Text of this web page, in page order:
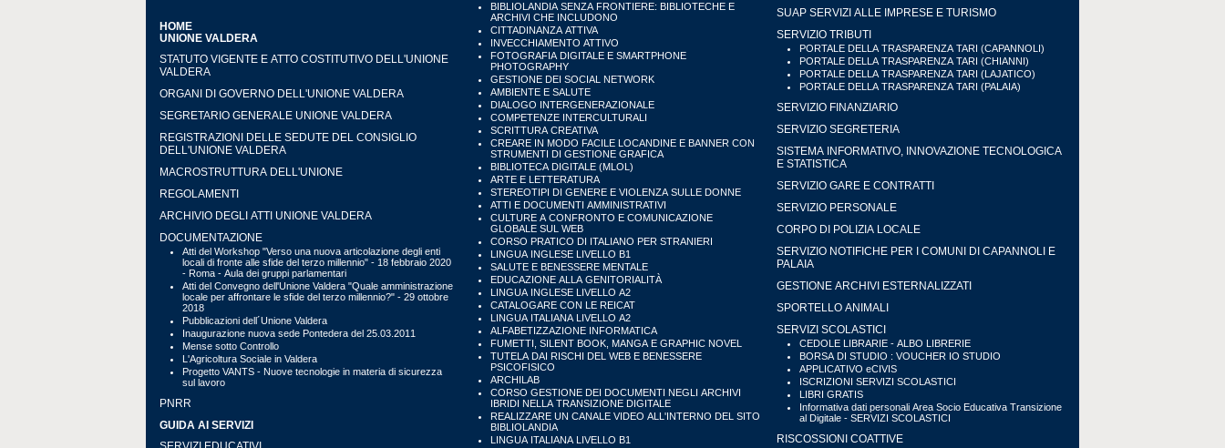
HOME
UNIONE VALDERA
STATUTO VIGENTE E ATTO COSTITUTIVO DELL'UNIONE
VALDERA
ORGANI DI GOVERNO DELL'UNIONE VALDERA
SEGRETARIO GENERALE UNIONE VALDERA
REGISTRAZIONI DELLE SEDUTE DEL CONSIGLIO
DELL'UNIONE VALDERA
MACROSTRUTTURA DELL'UNIONE
REGOLAMENTI
ARCHIVIO DEGLI ATTI UNIONE VALDERA
DOCUMENTAZIONE
Atti del Workshop "Verso una nuova articolazione degli enti
locali di fronte alle sfide del terzo millennio" - 18 febbraio 2020
- Roma - Aula dei gruppi parlamentari
Atti del Convegno dell'Unione Valdera "Quale amministrazione
locale per affrontare le sfide del terzo millennio?" - 29 ottobre
2018
Pubblicazioni dell´Unione Valdera
Inaugurazione nuova sede Pontedera del 25.03.2011
Mense sotto Controllo
L'Agricoltura Sociale in Valdera
Progetto VANTS - Nuove tecnologie in materia di sicurezza
sul lavoro
PNRR
GUIDA AI SERVIZI
BIBLIOLANDIA SENZA FRONTIERE: BIBLIOTECHE E
ARCHIVI CHE INCLUDONO
CITTADINANZA ATTIVA
INVECCHIAMENTO ATTIVO
FOTOGRAFIA DIGITALE E SMARTPHONE
PHOTOGRAPHY
GESTIONE DEI SOCIAL NETWORK
AMBIENTE E SALUTE
DIALOGO INTERGENERAZIONALE
COMPETENZE INTERCULTURALI
SCRITTURA CREATIVA
CREARE IN MODO FACILE LOCANDINE E BANNER CON
STRUMENTI DI GESTIONE GRAFICA
BIBLIOTECA DIGITALE (MLOL)
ARTE E LETTERATURA
STEREOTIPI DI GENERE E VIOLENZA SULLE DONNE
ATTI E DOCUMENTI AMMINISTRATIVI
CULTURE A CONFRONTO E COMUNICAZIONE
GLOBALE SUL WEB
CORSO PRATICO DI ITALIANO PER STRANIERI
LINGUA INGLESE LIVELLO B1
SALUTE E BENESSERE MENTALE
EDUCAZIONE ALLA GENITORIALITÀ
LINGUA INGLESE LIVELLO A2
CATALOGARE CON LE REICAT
LINGUA ITALIANA LIVELLO A2
ALFABETIZZAZIONE INFORMATICA
FUMETTI, SILENT BOOK, MANGA E GRAPHIC NOVEL
TUTELA DAI RISCHI DEL WEB E BENESSERE
PSICOFISICO
ARCHILAB
CORSO GESTIONE DEI DOCUMENTI NEGLI ARCHIVI
IBRIDI NELLA TRANSIZIONE DIGITALE
REALIZZARE UN CANALE VIDEO ALL'INTERNO DEL SITO
BIBLIOLANDIA
LINGUA ITALIANA LIVELLO B1
SUAP SERVIZI ALLE IMPRESE E TURISMO
SERVIZIO TRIBUTI
PORTALE DELLA TRASPARENZA TARI (CAPANNOLI)
PORTALE DELLA TRASPARENZA TARI (CHIANNI)
PORTALE DELLA TRASPARENZA TARI (LAJATICO)
PORTALE DELLA TRASPARENZA TARI (PALAIA)
SERVIZIO FINANZIARIO
SERVIZIO SEGRETERIA
SISTEMA INFORMATIVO, INNOVAZIONE TECNOLOGICA
E STATISTICA
SERVIZIO GARE E CONTRATTI
SERVIZIO PERSONALE
CORPO DI POLIZIA LOCALE
SERVIZIO NOTIFICHE PER I COMUNI DI CAPANNOLI E
PALAIA
GESTIONE ARCHIVI ESTERNALIZZATI
SPORTELLO ANIMALI
SERVIZI SCOLASTICI
CEDOLE LIBRARIE - ALBO LIBRERIE
BORSA DI STUDIO : VOUCHER IO STUDIO
APPLICATIVO eCIVIS
ISCRIZIONI SERVIZI SCOLASTICI
LIBRI GRATIS
Informativa dati personali Area Socio Educativa Transizione
al Digitale - SERVIZI SCOLASTICI
RISCOSSIONI COATTIVE